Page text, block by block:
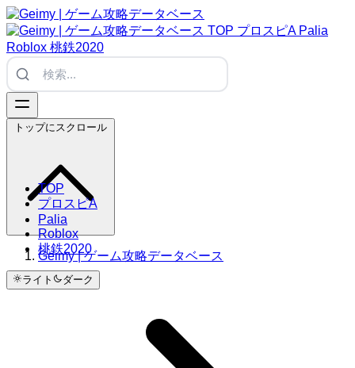
TOP プロスピA Palia
Roblox 桃鉄2020
TOP
プロスピA
Palia
Roblox
桃鉄2020
ライト ダーク
トップにスクロール
Geimy | ゲーム攻略データベース